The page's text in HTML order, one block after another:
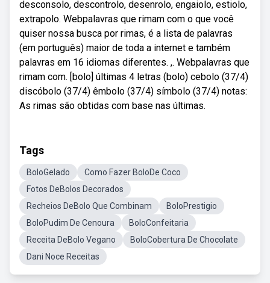
desconsolo, descontrolo, desenrolo, engaiolo, estiolo,
extrapolo. Webpalavras que rimam com o que você
quiser nossa busca por rimas, é a lista de palavras
(em português) maior de toda a internet e também
palavras em 16 idiomas diferentes. ,. Webpalavras que
rimam com. [bolo] últimas 4 letras (bolo) cebolo (37/4)
discóbolo (37/4) êmbolo (37/4) símbolo (37/4) notas:
As rimas são obtidas com base nas últimas.
Tags
BoloGelado
Como Fazer BoloDe Coco
Fotos DeBolos Decorados
Recheios DeBolo Que Combinam
BoloPrestigio
BoloPudim De Cenoura
BoloConfeitaria
Receita DeBolo Vegano
BoloCobertura De Chocolate
Dani Noce Receitas